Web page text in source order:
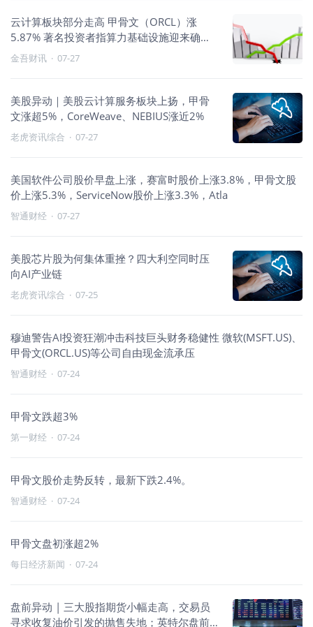
云计算板块部分走高 甲骨文（ORCL）涨
5.87% 著名投资者指算力基础设施迎来确定
性红利
金吾财讯 · 07-27
美股异动｜美股云计算服务板块上扬，甲骨
文涨超5%，CoreWeave、NEBIUS涨近2%
老虎资讯综合 · 07-27
美国软件公司股价早盘上涨，赛富时股价上涨3.8%，甲骨文股
价上涨5.3%，ServiceNow股价上涨3.3%，Atla
智通财经 · 07-27
美股芯片股为何集体重挫？四大利空同时压
向AI产业链
老虎资讯综合 · 07-25
穆迪警告AI投资狂潮冲击科技巨头财务稳健性 微软(MSFT.US)、
甲骨文(ORCL.US)等公司自由现金流承压
智通财经 · 07-24
甲骨文跌超3%
第一财经 · 07-24
甲骨文股价走势反转，最新下跌2.4%。
智通财经 · 07-24
甲骨文盘初涨超2%
每日经济新闻 · 07-24
盘前异动 | 三大股指期货小幅走高，交易员
寻求收复油价引发的抛售失地；英特尔盘前